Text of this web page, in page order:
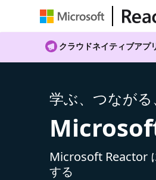
クラウドネイティブアプ
学ぶ、つながる
Microsoft Reactor
する